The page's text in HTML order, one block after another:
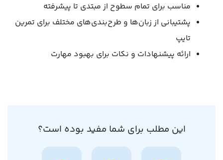
مناسب برای تمام سطوح از مبتدی تا پیشرفته
پشتیبانی از زبان‌ها و طرح‌بندی‌های مختلف برای تمرین
تایپ
ارائه پیشنهادات و نکات برای بهبود مهارت
این مطلب برای شما مفید بوده است؟